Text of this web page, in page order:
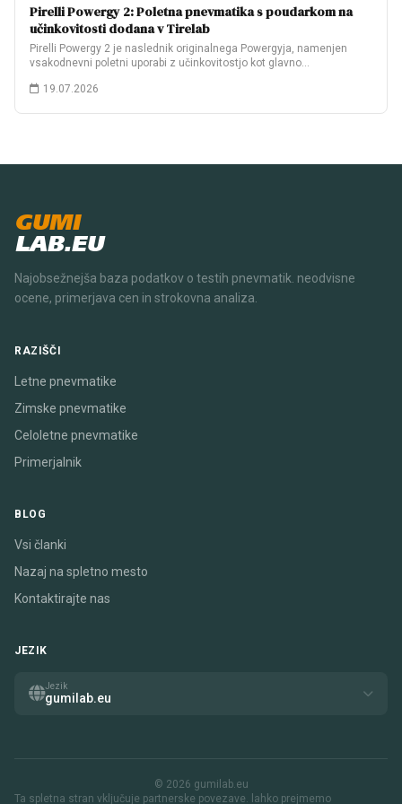
Pirelli Powergy 2: Poletna pnevmatika s poudarkom na
učinkovitosti dodana v Tirelab
Pirelli Powergy 2 je naslednik originalnega Powergyja, namenjen
vsakodnevni poletni uporabi z učinkovitostjo kot glavno…
19.07.2026
GUMI
LAB.EU
Najobsežnejša baza podatkov o testih pnevmatik. neodvisne
ocene, primerjava cen in strokovna analiza.
RAZIŠČI
Letne pnevmatike
Zimske pnevmatike
Celoletne pnevmatike
Primerjalnik
BLOG
Vsi članki
Nazaj na spletno mesto
Kontaktirajte nas
JEZIK
Jezik
gumilab.eu
© 2026 gumilab.eu
Ta spletna stran vključuje partnerske povezave. lahko prejmemo